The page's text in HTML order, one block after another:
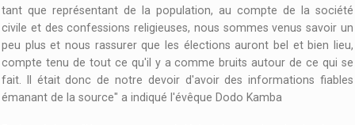
tant que représentant de la population, au compte de la société
civile et des confessions religieuses, nous sommes venus savoir un
peu plus et nous rassurer que les élections auront bel et bien lieu,
compte tenu de tout ce qu'il y a comme bruits autour de ce qui se
fait. Il était donc de notre devoir d'avoir des informations fiables
émanant de la source" a indiqué l'évêque Dodo Kamba